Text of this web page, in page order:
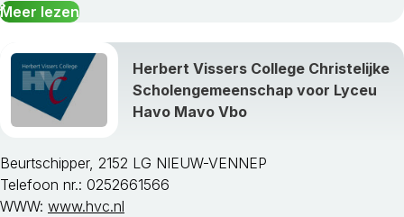
Meer lezen
Herbert Vissers College Christelijke
Scholengemeenschap voor Lyceu
Havo Mavo Vbo
Beurtschipper, 2152 LG NIEUW-VENNEP
Telefoon nr.: 0252661566
WWW: www.hvc.nl